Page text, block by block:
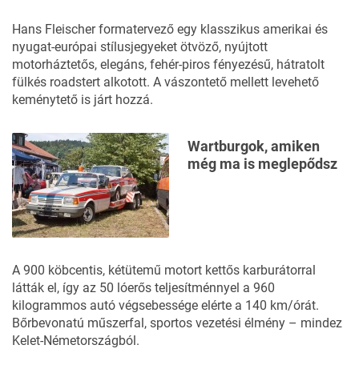
Hans Fleischer formatervező egy klasszikus amerikai és
nyugat-európai stílusjegyeket ötvöző, nyújtott
motorháztetős, elegáns, fehér-piros fényezésű, hátratolt
fülkés roadstert alkotott. A vászontető mellett levehető
keménytető is járt hozzá.
Wartburgok, amiken
még ma is meglepődsz
A 900 köbcentis, kétütemű motort kettős karburátorral
látták el, így az 50 lóerős teljesítménnyel a 960
kilogrammos autó végsebessége elérte a 140 km/órát.
Bőrbevonatú műszerfal, sportos vezetési élmény – mindez
Kelet-Németországból.